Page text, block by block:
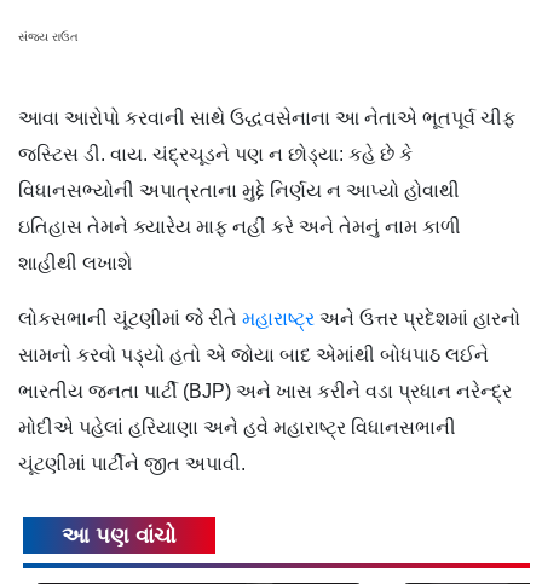
સંજય રાઉત
આવા આરોપો કરવાની સાથે ઉદ્ધવસેનાના આ નેતાએ ભૂતપૂર્વ ચીફ
જસ્ટિસ ડી. વાય. ચંદ્રચૂડને પણ ન છોડ્યા: કહે છે કે
વિધાનસભ્યોની અપાત્રતાના મુદ્દે નિર્ણય ન આપ્યો હોવાથી
ઇતિહાસ તેમને ક્યારેય માફ નહીં કરે અને તેમનું નામ કાળી
શાહીથી લખાશે
લોકસભાની ચૂંટણીમાં જે રીતે મહારાષ્ટ્ર અને ઉત્તર પ્રદેશમાં હારનો
સામનો કરવો પડ્યો હતો એ જોયા બાદ એમાંથી બોધપાઠ લઈને
ભારતીય જનતા પાર્ટી (BJP) અને ખાસ કરીને વડા પ્રધાન નરેન્દ્ર
મોદીએ પહેલાં હરિયાણા અને હવે મહારાષ્ટ્ર વિધાનસભાની
ચૂંટણીમાં પાર્ટીને જીત અપાવી.
આ પણ વાંચો